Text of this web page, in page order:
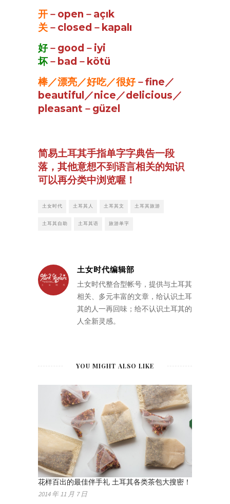
开 －open－açık
关 －closed－kapalı
好－good－iyi
坏－bad－kötü
棒／漂亮／好吃／很好－fine／
beautiful／nice／delicious／
pleasant－güzel
简易土耳其手指单字字典告一段
落，其他意想不到语言相关的知识
可以再分类中浏览喔！
土女时代 土耳其人 土耳其文 土耳其旅游
土耳其自助 土耳其语 旅游单字
土女时代编辑部
土女时代整合型帐号，提供与土耳其
相关、多元丰富的文章，给认识土耳
其的人一再回味；给不认识土耳其的
人全新灵感。
YOU MIGHT ALSO LIKE
花样百出的最佳伴手礼 土耳其各类茶包大搜密！
2014 年 11 月 7 日